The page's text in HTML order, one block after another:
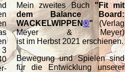
Mein zweites Buch "Fit mit
dem Balance Board:
WACKELWIPPEN®" (Verlag
Meyer & Meyer)
ist im Herbst 2021 erschienen.
Bewegung und Spielen sind
für die Entwicklung unserer